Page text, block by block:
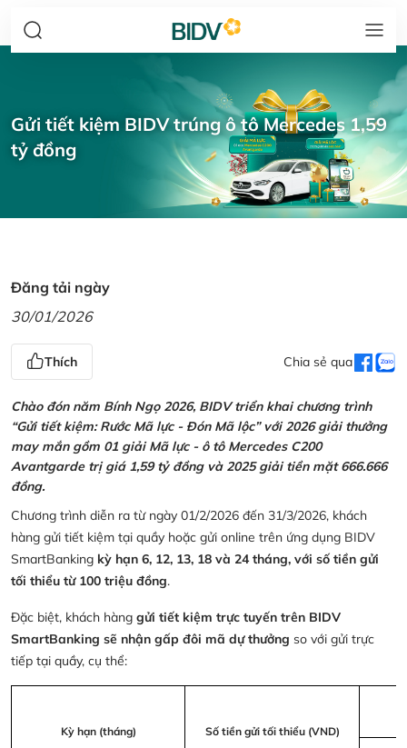
Gửi tiết kiệm BIDV trúng ô tô Mercedes 1,59
tỷ đồng
Đăng tải ngày
30/01/2026
Thích Chia sẻ qua
Chào đón năm Bính Ngọ 2026, BIDV triển khai chương trình
“Gửi tiết kiệm: Rước Mã lực - Đón Mã lộc” với 2026 giải thưởng
may mắn gồm 01 giải Mã lực - ô tô Mercedes C200
Avantgarde trị giá 1,59 tỷ đồng và 2025 giải tiền mặt 666.666
đồng.
Chương trình diễn ra từ ngày 01/2/2026 đến 31/3/2026, khách
hàng gửi tiết kiệm tại quầy hoặc gửi online trên ứng dụng BIDV
SmartBanking kỳ hạn 6, 12, 13, 18 và 24 tháng, với số tiền gửi
tối thiểu từ 100 triệu đồng.
Đặc biệt, khách hàng gửi tiết kiệm trực tuyến trên BIDV
SmartBanking sẽ nhận gấp đôi mã dự thưởng so với gửi trực
tiếp tại quầy, cụ thể:
Kỳ hạn (tháng) Số tiền gửi tối thiểu (VND)